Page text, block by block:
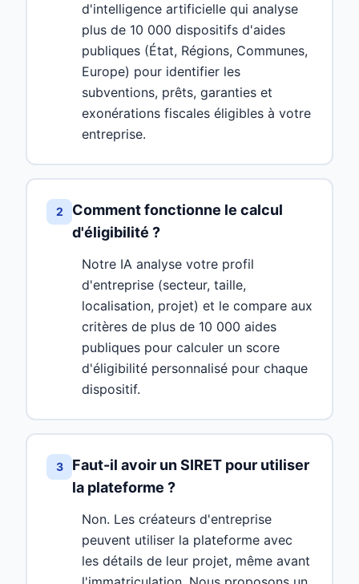
d'intelligence artificielle qui analyse
plus de 10 000 dispositifs d'aides
publiques (État, Régions, Communes,
Europe) pour identifier les
subventions, prêts, garanties et
exonérations fiscales éligibles à votre
entreprise.
2
Comment fonctionne le calcul
d'éligibilité ?
Notre IA analyse votre profil
d'entreprise (secteur, taille,
localisation, projet) et le compare aux
critères de plus de 10 000 aides
publiques pour calculer un score
d'éligibilité personnalisé pour chaque
dispositif.
3
Faut-il avoir un SIRET pour utiliser
la plateforme ?
Non. Les créateurs d'entreprise
peuvent utiliser la plateforme avec
les détails de leur projet, même avant